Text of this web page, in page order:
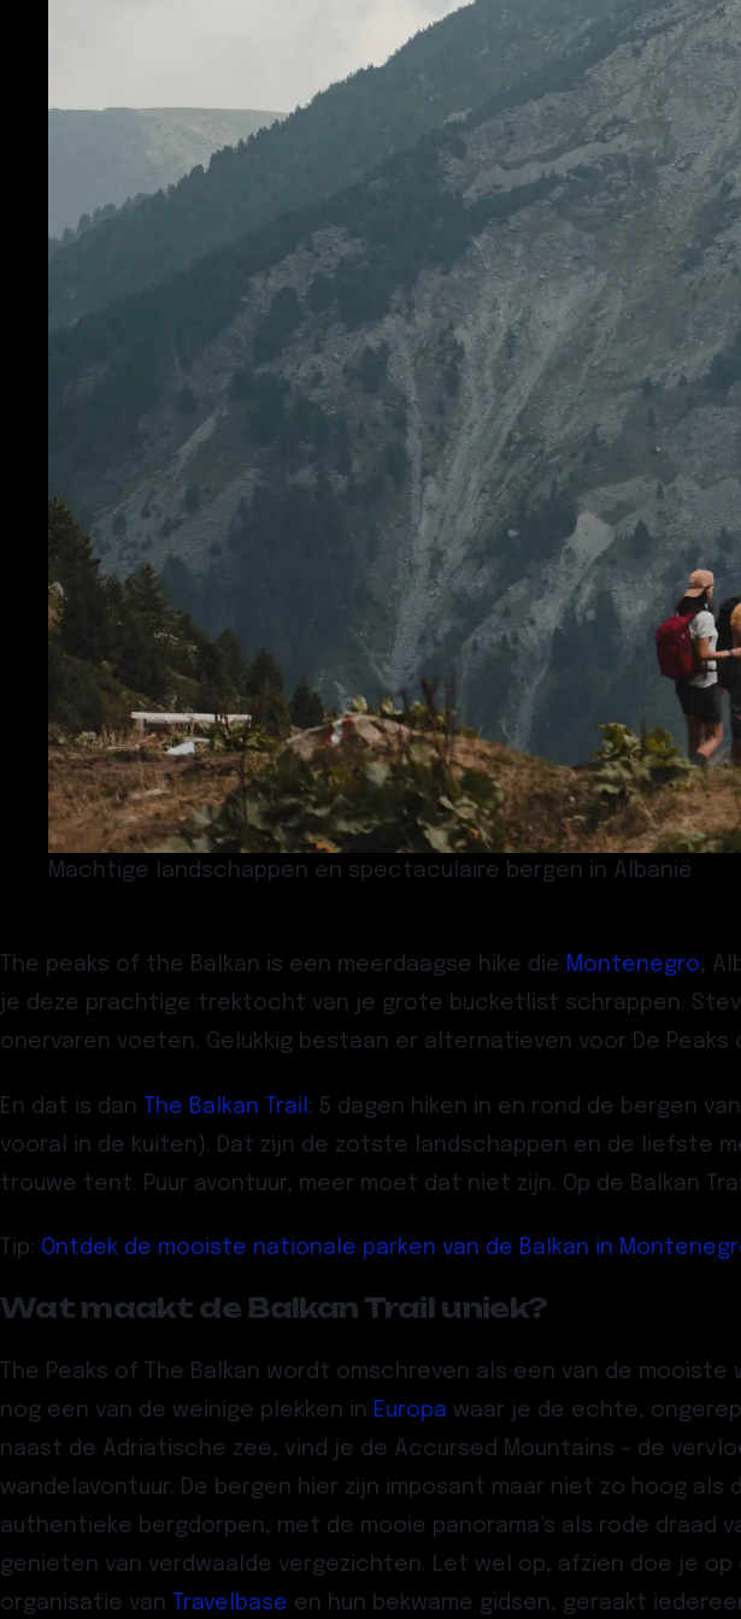
Machtige landschappen en spectaculaire bergen in Albanië
The peaks of the Balkan is een meerdaagse hike die Montenegro,
je deze prachtige trektocht van je grote bucketlist schrappen.
onervaren voeten. Gelukkig bestaan er alternatieven voor De Peaks
En dat is dan The Balkan Trail : 5 dagen hiken in en rond de bergen
vooral in de kuiten). Dat zijn de zotste landschappen en de liefste
trouwe tent. Puur avontuur, meer moet dat niet zijn. Op de Balkan
Tip: Ontdek de mooiste nationale parken van de Balkan in
Wat maakt de Balkan Trail uniek?
The Peaks of The Balkan wordt omschreven als een van de
nog een van de weinige plekken in Europa waar je de echte,
naast de Adriatische zee, vind je de Accursed Mountains – de
wandelavontuur. De bergen hier zijn imposant maar niet zo hoog
authentieke bergdorpen, met de mooie panorama’s als rode
genieten van verdwaalde vergezichten. Let wel op, afzien doe je
organisatie van
Travelbase en hun bekwame gidsen, geraakt